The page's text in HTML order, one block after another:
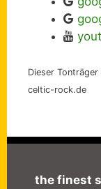
Dieser
celtic-rock.de
the finest